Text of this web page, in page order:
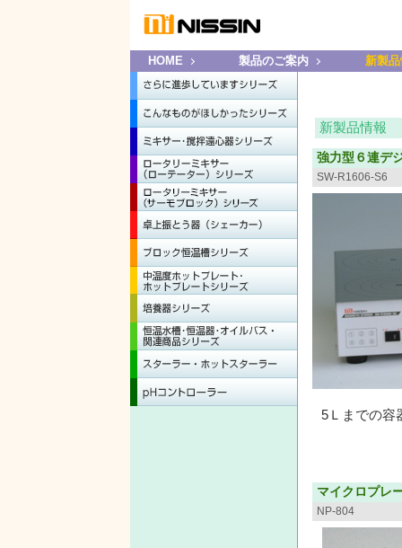
HOME 製品のご案内 新製
新製品情報
強力型６連デ
SW-R1606-S6
5Ｌまでの容
マイクロプレ
NP-804